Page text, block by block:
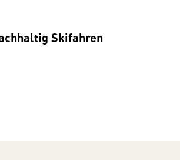
Skifahren